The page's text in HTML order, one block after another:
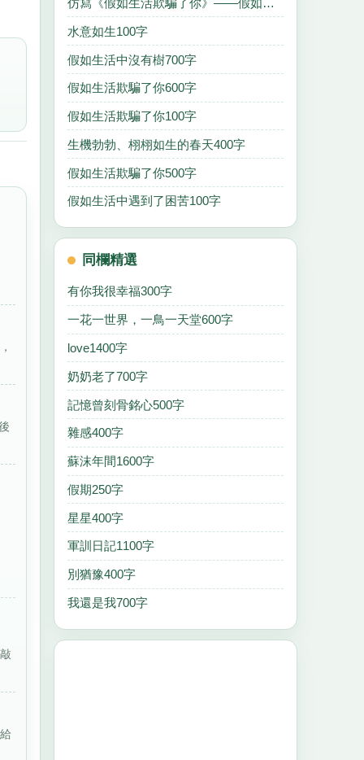
仿寫《假如生活欺騙了你》——假如生活沒有欺騙你250字
水意如生100字
假如生活中沒有樹700字
假如生活欺騙了你600字
假如生活欺騙了你100字
生機勃勃、栩栩如生的春天400字
假如生活欺騙了你500字
假如生活中遇到了困苦100字
同欄精選
有你我很幸福300字
一花一世界，一鳥一天堂600字
love1400字
奶奶老了700字
記憶曾刻骨銘心500字
雜感400字
蘇沫年間1600字
假期250字
星星400字
軍訓日記1100字
別猶豫400字
我還是我700字